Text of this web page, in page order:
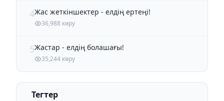
4Жас жеткіншектер - елдің ертеңі!
36,988 көру
5Жастар - елдің болашағы!
35,244 көру
Тегтер